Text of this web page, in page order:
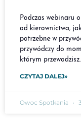
Podczas webinaru
od kierownictwa,
potrzebne w
przywódczy do
którym przewodzisz.
CZYTAJ DALEJ»
Owoc Spotkania